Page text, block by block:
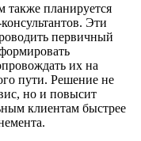
также планируется
Эти
первичный
их на
пути. Решение не
но и повысит
клиентам быстрее